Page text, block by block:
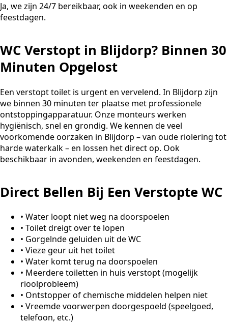
Ja, we zijn 24/7 bereikbaar, ook in weekenden en op
feestdagen.
WC Verstopt in Blijdorp? Binnen 30
Minuten Opgelost
Een verstopt toilet is urgent en vervelend. In Blijdorp zijn
we binnen 30 minuten ter plaatse met professionele
ontstoppingapparatuur. Onze monteurs werken
hygiënisch, snel en grondig. We kennen de veel
voorkomende oorzaken in Blijdorp – van oude riolering tot
harde waterkalk – en lossen het direct op. Ook
beschikbaar in avonden, weekenden en feestdagen.
Direct Bellen Bij Een Verstopte WC
• Water loopt niet weg na doorspoelen
• Toilet dreigt over te lopen
• Gorgelnde geluiden uit de WC
• Vieze geur uit het toilet
• Water komt terug na doorspoelen
• Meerdere toiletten in huis verstopt (mogelijk
rioolprobleem)
• Ontstopper of chemische middelen helpen niet
• Vreemde voorwerpen doorgespoeld (speelgoed,
telefoon, etc.)